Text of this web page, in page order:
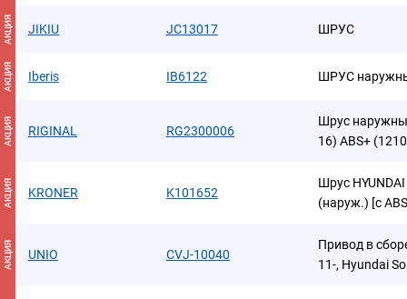
АКЦИЯ JIKIU JC13017 ШРУС
АКЦИЯ Iberis IB6122 ШРУС
АКЦИЯ RIGINAL RG2300006
Шрус
16) ABS+
АКЦИЯ KRONER K101652
Шрус
(наруж.) [с
АКЦИЯ UNIO CVJ-10040
Привод в
11-, Hyundai